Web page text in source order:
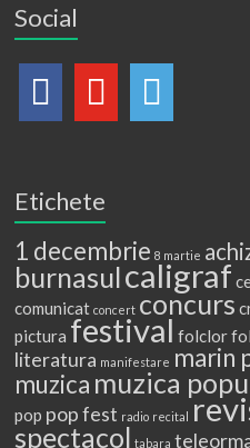
Social
Etichete
1 decembrie 8 martie
burnasulcaligraf
comunicat concert concurs
pictura festival folclor
literatura manifestare marin
muzica muzica
pop pop fest radio recital
spectacol tabara